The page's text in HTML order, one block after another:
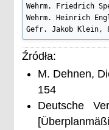
Wehrm. Friedrich
Wehrm. Heinrich
Gefr. Jakob Klein,
Źródła:
M. Dehnen,
154
Deutsche